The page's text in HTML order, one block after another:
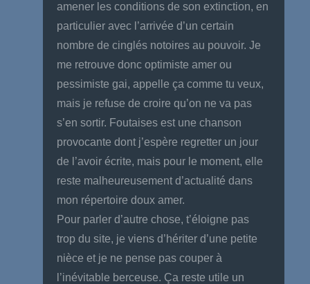
amener les conditions de son extinction, en
particulier avec l’arrivée d’un certain
nombre de cinglés notoires au pouvoir. Je
me retrouve donc optimiste amer ou
pessimiste gai, appelle ça comme tu veux,
mais je refuse de croire qu’on ne va pas
s’en sortir. Foutaises est une chanson
provocante dont j’espère regretter un jour
de l’avoir écrite, mais pour le moment, elle
reste malheureusement d’actualité dans
mon répertoire doux amer.
Pour parler d’autre chose, t’éloigne pas
trop du site, je viens d’hériter d’une petite
nièce et je ne pense pas couper à
l’inévitable berceuse. Ça reste utile un